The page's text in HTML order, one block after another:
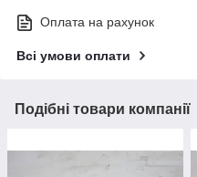
Оплата на рахунок
Всі умови оплати
Подібні товари компанії